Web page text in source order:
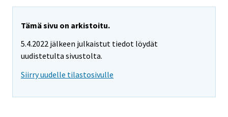
Tämä sivu on arkistoitu.
5.4.2022 jälkeen julkaistut tiedot löydät
uudistetulta sivustolta.
Siirry uudelle tilastosivulle